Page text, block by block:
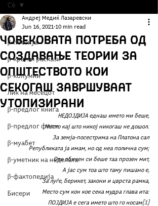
Сè
β-поезија
β-кратки раскази
β-колумни
Лик на месецот
β-предлог книга
β-предлог филм
β-муабет
β-уметник на неделата
β-фактопедија
Бисери
Сè
Човековата потреба од
создавање теории за
општеството кои
секогаш завршуваат
утопизирани
Андреј Медиќ Лазаревски
Jun 16, 2021 10 min read
НЕДОЈДИЈА еднаш името ми беше,
Место кај што никој никогаш не дошол.
За земја-посестрима на Платона сал
Републиката ја имам, но од неа полична сум;
Оти обичен си беше таа прозен мит,
А јас сум тоа што таму пишано е,
За луѓе, берикет, закони и цврста рамка,
Место сум кон кое сека мудра глава ита:
ПОЈДИЈА е сега името што го носам[1]